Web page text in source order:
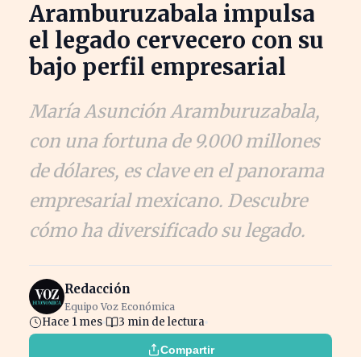
Aramburuzabala impulsa
el legado cervecero con su
bajo perfil empresarial
María Asunción Aramburuzabala,
con una fortuna de 9.000 millones
de dólares, es clave en el panorama
empresarial mexicano. Descubre
cómo ha diversificado su legado.
Redacción
Equipo Voz Económica
Hace 1 mes 3 min de lectura
Compartir